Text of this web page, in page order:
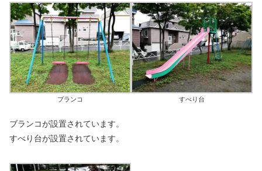
ブランコ すべり台
ブランコが設置されています。
すべり台が設置されています。